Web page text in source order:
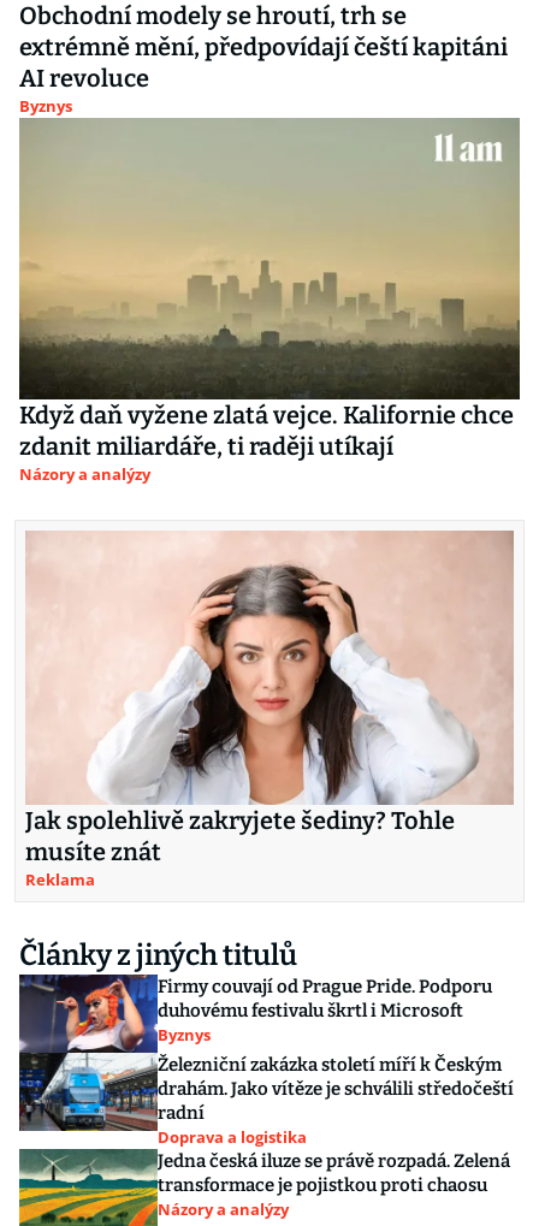
Obchodní modely se hroutí, trh se
extrémně mění, předpovídají čeští kapitáni
AI revoluce
Byznys
Když daň vyžene zlatá vejce. Kalifornie chce
zdanit miliardáře, ti raději utíkají
Názory a analýzy
Jak spolehlivě zakryjete šediny? Tohle
musíte znát
Reklama
Články z jiných titulů
Firmy couvají od Prague Pride. Podporu
duhovému festivalu škrtl i Microsoft
Byznys
Železniční zakázka století míří k Českým
drahám. Jako vítěze je schválili středočeští
radní
Doprava a logistika
Jedna česká iluze se právě rozpadá. Zelená
transformace je pojistkou proti chaosu
Názory a analýzy